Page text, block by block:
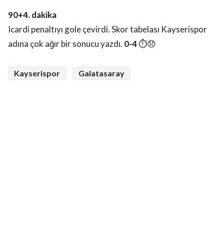
90+4. dakika
Icardi penaltıyı gole çevirdi. Skor tabelası Kayserispor
adına çok ağır bir sonucu yazdı. 0-4⏱️😞
Kayserispor Galatasaray